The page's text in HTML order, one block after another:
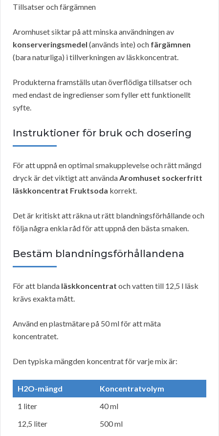
Tillsatser och färgämnen
Aromhuset siktar på att minska användningen av
konserveringsmedel (används inte) och färgämnen
(bara naturliga) i tillverkningen av läskkoncentrat.
Produkterna framställs utan överflödiga tillsatser och
med endast de ingredienser som fyller ett funktionellt
syfte.
Instruktioner för bruk och dosering
För att uppnå en optimal smakupplevelse och rätt mängd
dryck är det viktigt att användaAromhuset sockerfritt
läskkoncentrat Fruktsoda korrekt.
Det är kritiskt att räkna ut rätt blandningsförhållande och
följa några enkla råd för att uppnå den bästa smaken.
Bestäm blandningsförhållandena
För att blanda läskkoncentrat och vatten till 12,5 l läsk
krävs exakta mått.
Använd en plastmätare på 50 ml för att mäta
koncentratet.
Den typiska mängden koncentrat för varje mix är:
H2O-mängd
Koncentratvolym
1 liter
40 ml
12,5 liter
500 ml